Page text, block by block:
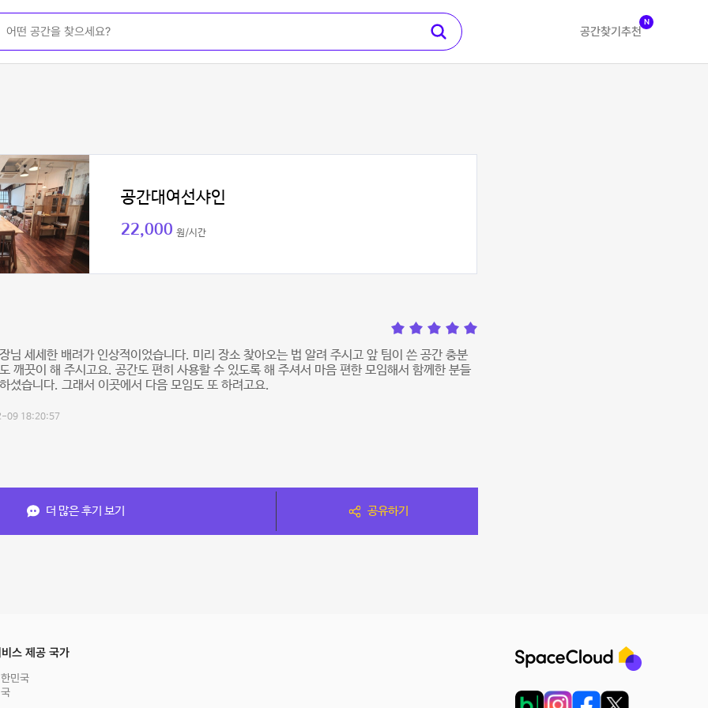
공간찾기 추천
N
공간대여선샤인
22,000 원/시간
님 세세한 배려가 인상적이었습니다. 미리 장소 찾아오는 법 알려 주시고 앞 팀이 쓴 공간 충분
깨끗이 해 주시고요. 공간도 편히 사용할 수 있도록 해 주셔서 마음 편한 모임해서 함께한 분들
셨습니다. 그래서 이곳에서 다음 모임도 또 하려고요.
09 18:20:57
더 많은 후기 보기 공유하기
스 제공 국가
민국